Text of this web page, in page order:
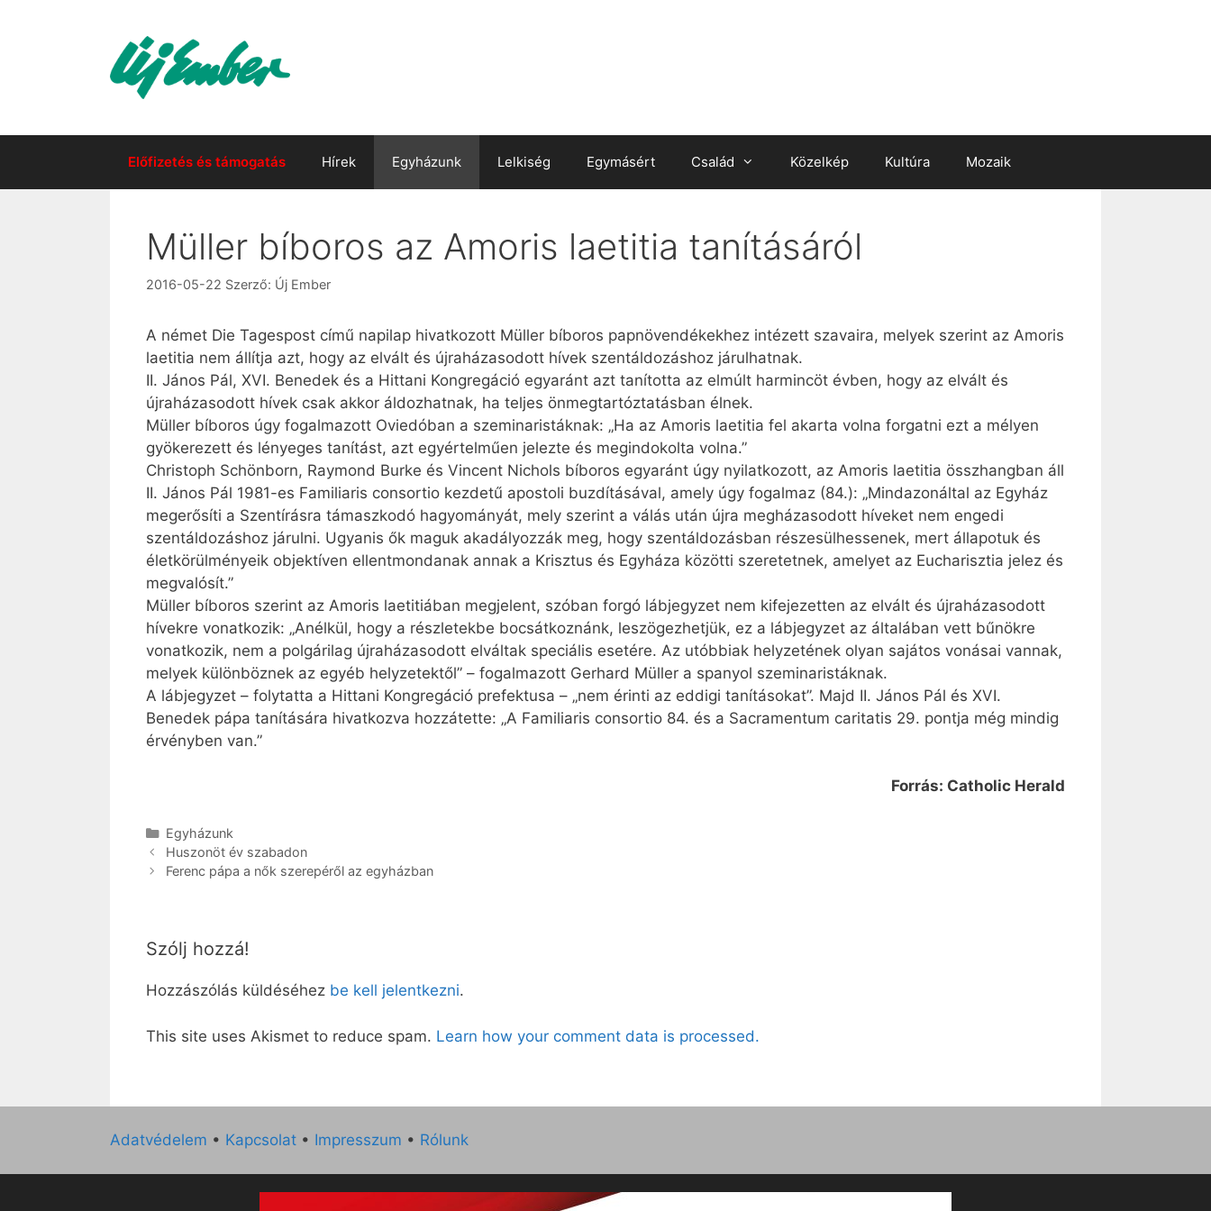
Előfizetés és támogatás Hírek Egyházunk Lelkiség Egymásért Család Közelkép Kultúra Mozaik
Müller bíboros az Amoris laetitia tanításáról
2016-05-22 Szerző: Új Ember
A német Die Tagespost című napilap hivatkozott Müller bíboros papnövendékekhez intézett szavaira, melyek szerint az Amoris
lae­ti­tia nem állítja azt, hogy az elvált és újraházasodott hívek szentáldozáshoz járulhatnak.
II. János Pál, XVI. Benedek és a Hittani Kongregáció egyaránt azt tanította az elmúlt harmincöt évben, hogy az elvált és
újraházasodott hívek csak akkor áldozhatnak, ha teljes önmegtartóztatásban élnek.
Müller bíboros úgy fogalmazott Oviedóban a szeminaristáknak: „Ha az Amoris laetitia fel akarta volna forgatni ezt a mélyen
gyökerezett és lényeges tanítást, azt egyértelműen jelezte és megindokolta volna.”
Christoph Schönborn, Raymond Burke és Vincent Nichols bíboros egyaránt úgy nyilatkozott, az Amoris laetitia összhangban áll
II. János Pál 1981-es Familiaris consortio kezdetű apostoli buzdításával, amely úgy fogalmaz (84.): „Mind­azonáltal az Egyház
megerősíti a Szentírásra támaszkodó hagyományát, mely szerint a válás után újra megházasodott híveket nem engedi
szentáldozáshoz járulni. Ugyanis ők maguk akadályozzák meg, hogy szentáldozásban részesülhessenek, mert állapotuk és
életkörülményeik objektíven ellentmondanak annak a Krisztus és Egyháza közötti szeretetnek, amelyet az Eucharisztia jelez és
megvalósít.”
Müller bíboros szerint az Amoris laetitiában megjelent, szóban forgó lábjegyzet nem kifejezetten az elvált és újraházasodott
hívekre vonatkozik: „Anélkül, hogy a részletekbe bocsátkoznánk, leszögezhetjük, ez a lábjegyzet az általában vett bűnökre
vonatkozik, nem a polgárilag újraházasodott elváltak speciális esetére. Az utóbbiak helyzetének olyan sajátos vonásai vannak,
melyek különböznek az egyéb helyzetektől” – fogalmazott Gerhard Müller a spanyol szeminaristáknak.
A lábjegyzet – folytatta a Hittani Kongregáció prefektusa – „nem érinti az eddigi tanításokat”. Majd II. János Pál és XVI.
Benedek pápa tanítására hivatkozva hozzátette: „A Familiaris consortio 84. és a Sacramentum caritatis 29. pontja még mindig
érvényben van.”
Forrás: Catholic Herald
Kategória
Egyházunk
Huszonöt év szabadon
Ferenc pápa a nők szerepéről az egyházban
Szólj hozzá!
Hozzászólás küldéséhez be kell jelentkezni.
This site uses Akismet to reduce spam. Learn how your comment data is processed.
Adatvédelem • Kapcsolat • Impresszum • Rólunk